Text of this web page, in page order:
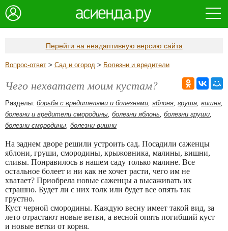
Перейти на неадаптивную версию сайта
Вопрос-ответ > Сад и огород > Болезни и вредители
Чего нехватает моим кустам?
Разделы: борьба с вредителями и болезнями, яблоня, груша, вишня,
болезни и вредители смородины, болезни яблонь, болезни груши,
болезни смородины, болезни вишни
На заднем дворе решили устроить сад. Посадили саженцы
яблони, груши, смородины, крыжовника, малины, вишни,
сливы. Понравилось в нашем саду только малине. Все
остальное болеет и ни как не хочет расти, чего им не
хватает? Приобрела новые саженцы а высаживать их
страшно. Будет ли с них толк или будет все опять так
грустно.
Куст черной смородины. Каждую весну имеет такой вид, за
лето отрастают новые ветви, а весной опять погибший куст
и новые ветки от корня.